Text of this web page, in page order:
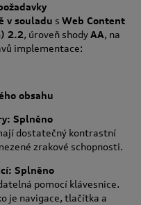
v souladu s Web Content
2.2, úroveň shodyAA, na
implementace:
obsahu
Splněno
dostatečný kontrastní
zrakové schopnosti.
Splněno
pomocí klávesnice.
je navigace, tlačítka a